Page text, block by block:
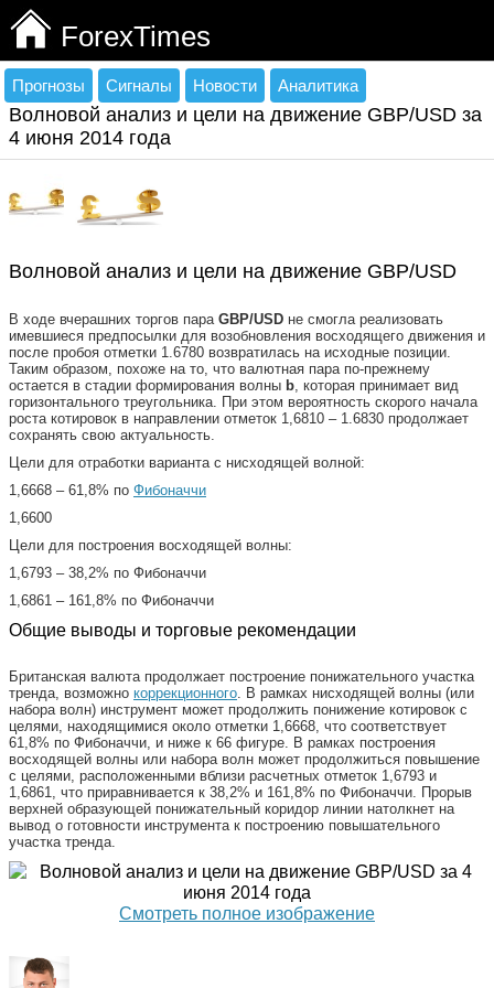
ForexTimes
Прогнозы Сигналы Новости Аналитика
Волновой анализ и цели на движение GBP/USD за
4 июня 2014 года
Волновой анализ и цели на движение GBP/USD
В ходе вчерашних торгов пара GBP/USD не смогла реализовать
имевшиеся предпосылки для возобновления восходящего движения и
после пробоя отметки 1.6780 возвратилась на исходные позиции.
Таким образом, похоже на то, что валютная пара по-прежнему
остается в стадии формирования волны b, которая принимает вид
горизонтального треугольника. При этом вероятность скорого начала
роста котировок в направлении отметок 1,6810 – 1.6830 продолжает
сохранять свою актуальность.
Цели для отработки варианта с нисходящей волной:
1,6668 – 61,8% по Фибоначчи
1,6600
Цели для построения восходящей волны:
1,6793 – 38,2% по Фибоначчи
1,6861 – 161,8% по Фибоначчи
Общие выводы и торговые рекомендации
Британская валюта продолжает построение понижательного участка
тренда, возможно коррекционного. В рамках нисходящей волны (или
набора волн) инструмент может продолжить понижение котировок с
целями, находящимися около отметки 1,6668, что соответствует
61,8% по Фибоначчи, и ниже к 66 фигуре. В рамках построения
восходящей волны или набора волн может продолжиться повышение
с целями, расположенными вблизи расчетных отметок 1,6793 и
1,6861, что приравнивается к 38,2% и 161,8% по Фибоначчи. Прорыв
верхней образующей понижательный коридор линии натолкнет на
вывод о готовности инструмента к построению повышательного
участка тренда.
Смотреть полное изображение